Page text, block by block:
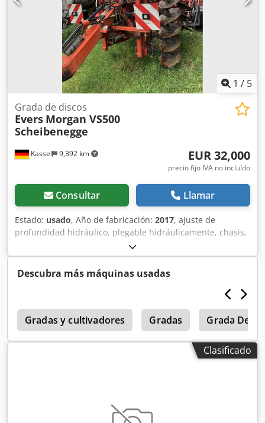
1 / 5
Kassel 9,392 km
Grada de discos
Evers Morgan VS500
Scheibenegge
EUR 32,000
precio fijo IVA no incluído
Consultar Llamar
Estado: usado, Año de fabricación: 2017, ajuste de
profundidad hidráulico, plegable hidráulicamente, chasis,
ruedas de apoyo, campo de discos se puede ajustar
hidráulicamente Dwsdjuigwdepfx Accea
Descubra más máquinas usadas
Gradas y cultivadores Gradas Grada De
Clasificado